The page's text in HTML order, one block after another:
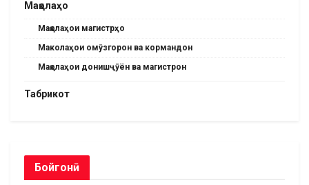
Мақолаҳо
Мақолаҳои магистрҳо
Маколаҳои омӯзгорон ва кормандон
Мақолаҳои донишҷӯён ва магистрон
Табрикот
Бойгонӣ